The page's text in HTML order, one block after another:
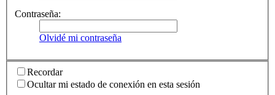
Contraseña:
Olvidé mi contraseña
Recordar
Ocultar mi estado de conexión en esta sesión